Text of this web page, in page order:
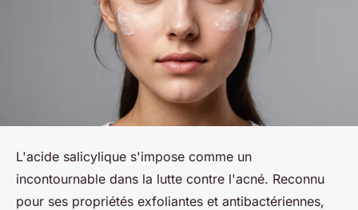
L'acide salicylique s'impose comme un
incontournable dans la lutte contre l'acné. Reconnu
pour ses propriétés exfoliantes et antibactériennes,